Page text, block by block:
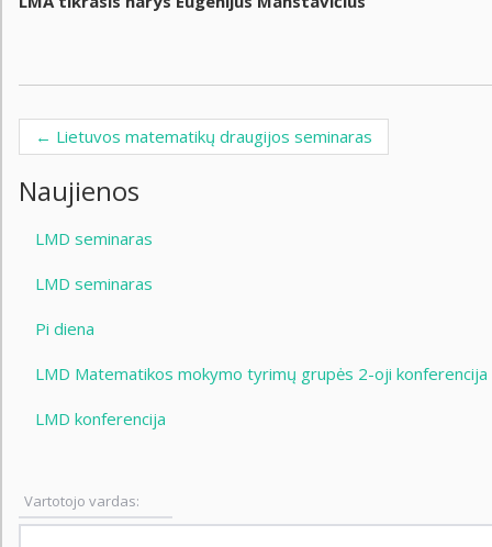
Post navigation
← Lietuvos matematikų draugijos seminaras
Naujienos
LMD seminaras
LMD seminaras
Pi diena
LMD Matematikos mokymo tyrimų grupės 2-oji konferencija
LMD konferencija
Vartotojo vardas: